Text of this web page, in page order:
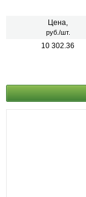
Цена,
руб./шт.
10 302.36